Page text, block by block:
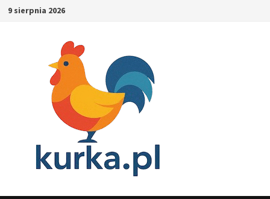
Skip9 sierpnia 2026